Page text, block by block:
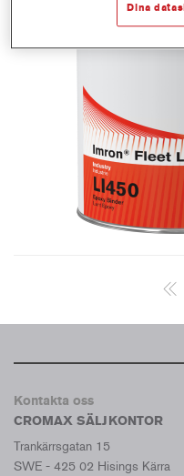
Kontakta oss
CROMAX SÄLJKONTOR
Trankärrsgatan 15
SWE - 425 02 Hisings Kärra
Dina